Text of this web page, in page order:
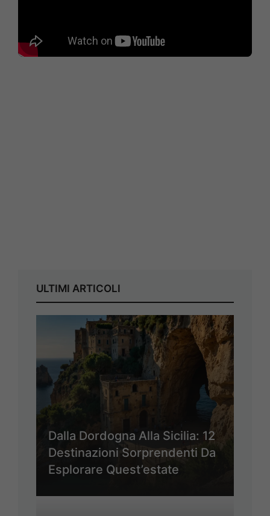
ULTIMI ARTICOLI
Dalla Dordogna Alla Sicilia: 12
Destinazioni Sorprendenti Da
Esplorare Quest’estate